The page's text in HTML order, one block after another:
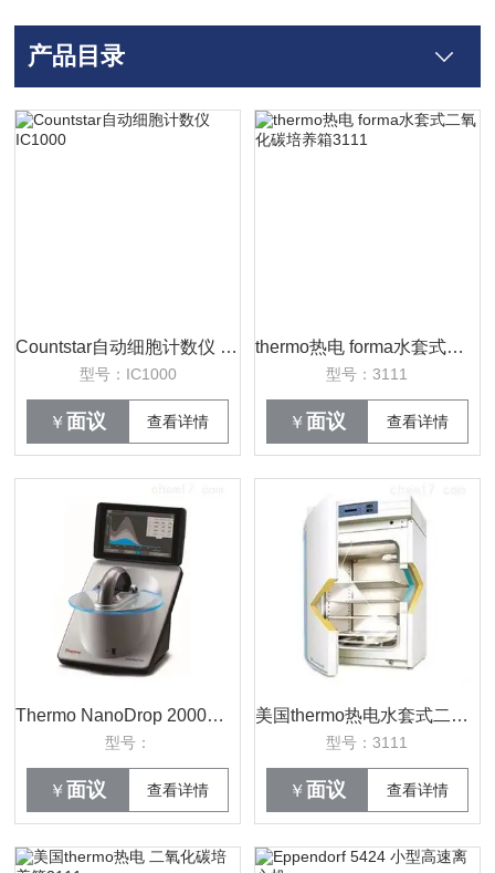
产品目录
Countstar自动细胞计数仪 IC1000
型号：IC1000
￥ 面议 查看详情
thermo热电 forma水套式二氧化碳培养箱3111
型号：3111
￥ 面议 查看详情
Thermo NanoDrop 2000紫外\可见分光光度/分光光度计价格
型号：
￥ 面议 查看详情
美国thermo热电水套式二氧化碳培养箱3111
型号：3111
￥ 面议 查看详情